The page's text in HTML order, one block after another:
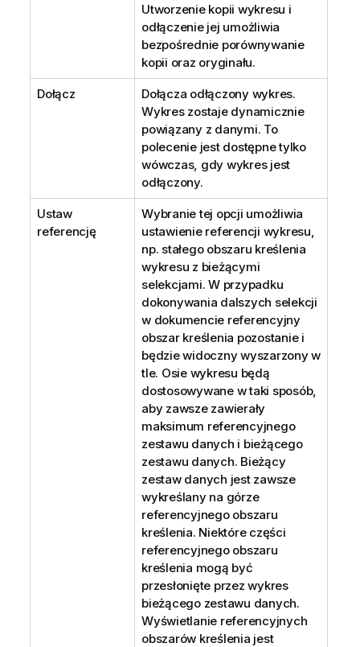
Utworzenie kopii wykresu i
odłączenie jej umożliwia
bezpośrednie porównywanie
kopii oraz oryginału.
Dołącz
Dołącza odłączony wykres.
Wykres zostaje dynamicznie
powiązany z danymi. To
polecenie jest dostępne tylko
wówczas, gdy wykres jest
odłączony.
Ustaw
referencję
Wybranie tej opcji umożliwia
ustawienie referencji wykresu,
np. stałego obszaru kreślenia
wykresu z bieżącymi
selekcjami. W przypadku
dokonywania dalszych selekcji
w dokumencie referencyjny
obszar kreślenia pozostanie i
będzie widoczny wyszarzony w
tle. Osie wykresu będą
dostosowywane w taki sposób,
aby zawsze zawierały
maksimum referencyjnego
zestawu danych i bieżącego
zestawu danych. Bieżący
zestaw danych jest zawsze
wykreślany na górze
referencyjnego obszaru
kreślenia. Niektóre części
referencyjnego obszaru
kreślenia mogą być
przesłonięte przez wykres
bieżącego zestawu danych.
Wyświetlanie referencyjnych
obszarów kreślenia jest